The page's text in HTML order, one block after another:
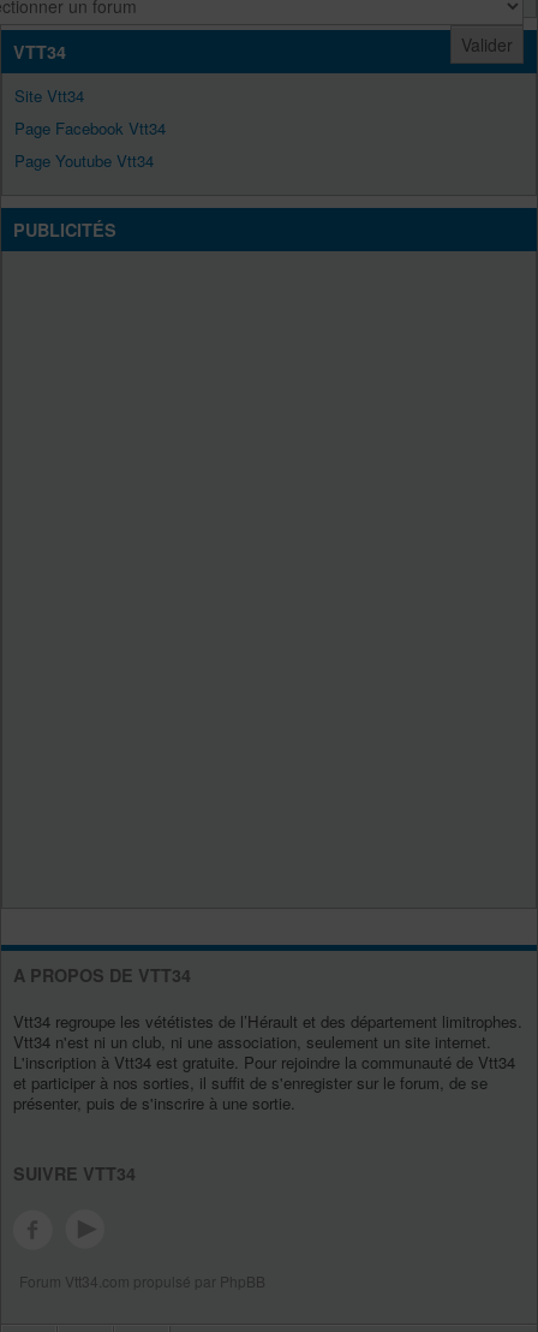
VTT34
Site Vtt34
Page Facebook Vtt34
Page Youtube Vtt34
PUBLICITÉS
A PROPOS DE VTT34
Vtt34 regroupe les vététistes de l’Hérault et des département limitrophes.
Vtt34 n'est ni un club, ni une association, seulement un site internet.
L'inscription à Vtt34 est gratuite. Pour rejoindre la communauté de Vtt34
et participer à nos sorties, il suffit de s'enregister sur le forum, de se
présenter, puis de s'inscrire à une sortie.
SUIVRE VTT34
Forum Vtt34.com propulsé par PhpBB